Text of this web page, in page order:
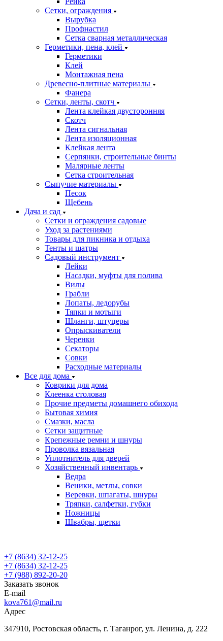
Сетки, ограждения
Вырубка
Профнастил
Сетка сварная металлическая
Герметики, пена, клей
Герметики
Клей
Монтажная пена
Древесно-плитные материалы
Фанера
Сетки, ленты, скотч
Лента клейкая двусторонняя
Скотч
Лента сигнальная
Лента изоляционная
Клейкая лента
Серпянки, строительные бинты
Малярные ленты
Сетка строительная
Сыпучие материалы
Песок
Щебень
Дача и сад
Сетки и ограждения садовые
Уход за растениями
Товары для пикника и отдыха
Тенты и шатры
Садовый инструмент
Лейки
Насадки, муфты для полива
Вилы
Грабли
Лопаты, ледорубы
Тяпки и мотыги
Шланги, штуцеры
Опрыскиватели
Черенки
Секаторы
Совки
Расходные материалы
Все для дома
Коврики для дома
Клеенка столовая
Прочие предметы домашнего обихода
Бытовая химия
Смазки, масла
Сетки защитные
Крепежные ремни и шнуры
Проволка вязальная
Уплотнитель для дверей
Хозяйственный инвентарь
Ведра
Веники, метлы, совки
Веревки, шпагаты, шнуры
Тряпки, салфетки, губки
Ножницы
Швабры, щетки
+7 (8634) 32-12-25
+7 (8634) 32-12-25
+7 (988) 892-20-20
Заказать звонок
E-mail
kova761@mail.ru
Адрес
347910, Ростовская область, г. Таганрог, ул. Ленина, д. 222